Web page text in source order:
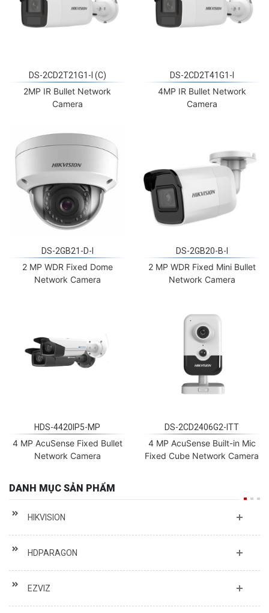
DS-2CD2T21G1-I (C)
2MP IR Bullet Network
Camera
DS-2CD2T41G1-I
4MP IR Bullet Network
Camera
DS-2GB21-D-I
2 MP WDR Fixed Dome
Network Camera
DS-2GB20-B-I
2 MP WDR Fixed Mini Bullet
Network Camera
HDS-4420IP5-MP
4 MP AcuSense Fixed Bullet
Network Camera
DS-2CD2406G2-ITT
4 MP AcuSense Built-in Mic
Fixed Cube Network Camera
DANH MỤC SẢN PHẨM
HIKVISION
HDPARAGON
EZVIZ